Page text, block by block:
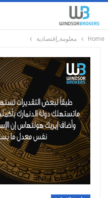
Home معلومة_إقتصادية